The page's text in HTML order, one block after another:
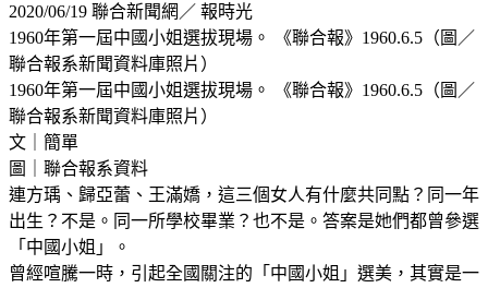
2020/06/19 聯合新聞網／ 報時光
1960年第一屆中國小姐選拔現場。 《聯合報》1960.6.5（圖／
聯合報系新聞資料庫照片）
1960年第一屆中國小姐選拔現場。 《聯合報》1960.6.5（圖／
聯合報系新聞資料庫照片）
文｜簡單
圖｜聯合報系資料
連方瑀、歸亞蕾、王滿嬌，這三個女人有什麼共同點？同一年
出生？不是。同一所學校畢業？也不是。答案是她們都曾參選
「中國小姐」。
曾經喧騰一時，引起全國關注的「中國小姐」選美，其實是一